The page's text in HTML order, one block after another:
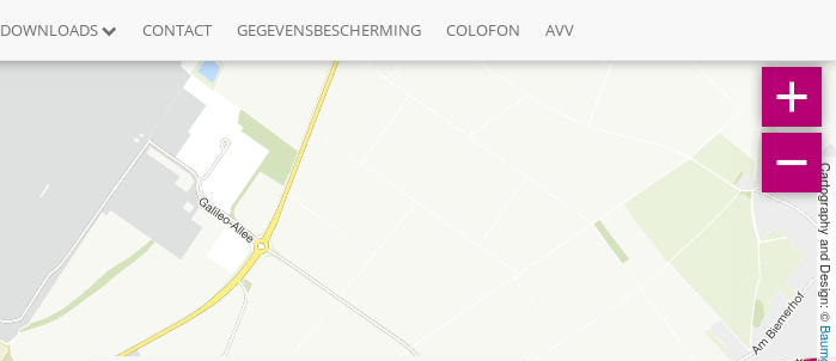
DOWNLOADS CONTACT GEGEVENSBESCHERMING COLOFON AVV
Cartography and Design: ©